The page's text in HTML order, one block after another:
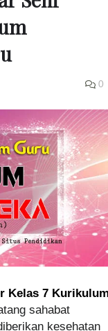
0
Kelas 7
sahabat
kesehatan